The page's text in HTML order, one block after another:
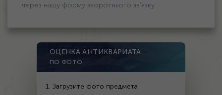
через нашу форму зворотнього зв'язку.
ОЦЕНКА АНТИКВАРИАТА
ПО ФОТО
1. Загрузите фото предмета